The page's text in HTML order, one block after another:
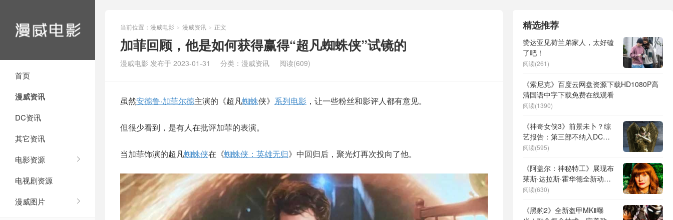
首页
漫威资讯
DC资讯
其它资讯
电影资源
电视剧资源
漫威图片
当前位置： 漫威电影 > 漫威资讯 > 正文
加菲回顾，他是如何获得赢得“超凡蜘蛛侠”试镜的
漫威电影 发布于 2023-01-31 分类： 漫威资讯 阅读(609)
虽然安德鲁·加菲尔德主演的《超凡蜘蛛侠》 系列电影 ，让一些粉丝和影评人都有意见。
但很少看到，是有人在批评加菲的表演。
当加菲饰演的超凡蜘蛛侠在《蜘蛛侠：英雄无归》中回归后，聚光灯再次投向了他。
精选推荐
赞达亚见荷兰弟家人，太好磕
了吧！
阅读(261)
《索尼克》百度云网盘资源下载HD1080P高
清国语中字下载免费在线观看
阅读(1390)
《神奇女侠3》前景未卜？综
艺报告：第三部不纳入DC计
划
阅读(595)
《阿盖尔：神秘特工》展现布
莱斯·达拉斯·霍华德全新动作
形象，突破《侏罗纪世界》印
阅读(630)
《黑豹2》全新盔甲MKⅡ曝